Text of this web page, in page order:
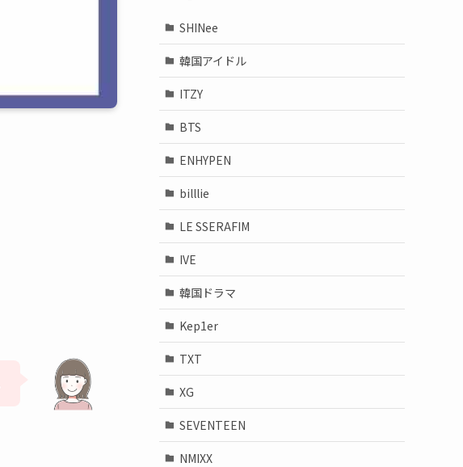
SHINee
韓国アイドル
ITZY
BTS
ENHYPEN
billlie
LE SSERAFIM
IVE
韓国ドラマ
Kep1er
TXT
XG
SEVENTEEN
NMIXX